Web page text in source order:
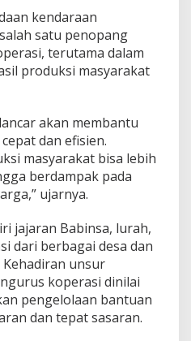
i
b
u
s
i
n
A
r
m
a
d
R
o
d
a
T
i
g
kendaraan
satu penopang
terutama dalam
produksi masyarakat
akan membantu
dan efisien.
masyarakat bisa lebih
berdampak pada
ujarnya.
jajaran Babinsa, lurah,
dari berbagai desa dan
Kehadiran unsur
koperasi dinilai
pengelolaan bantuan
dan tepat sasaran.